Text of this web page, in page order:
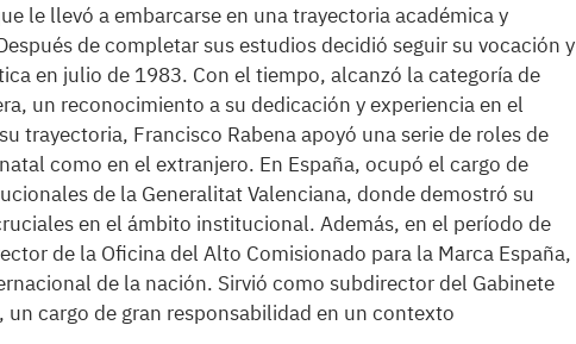
le llevó a embarcarse en una trayectoria académica y
de completar sus estudios decidió seguir su vocación y
en julio de 1983. Con el tiempo, alcanzó la categoría de
un reconocimiento a su dedicación y experiencia en el
trayectoria, Francisco Rabena apoyó una serie de roles de
como en el extranjero. En España, ocupó el cargo de
de la Generalitat Valenciana, donde demostró su
en el ámbito institucional. Además, en el período de
de la Oficina del Alto Comisionado para la Marca España,
de la nación. Sirvió como subdirector del Gabinete
un cargo de gran responsabilidad en un contexto